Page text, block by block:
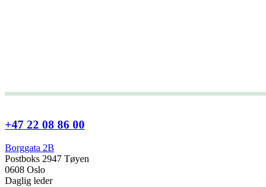
+47 22 08 86 00
Borggata 2B
Postboks 2947 Tøyen
0608 Oslo
Daglig leder